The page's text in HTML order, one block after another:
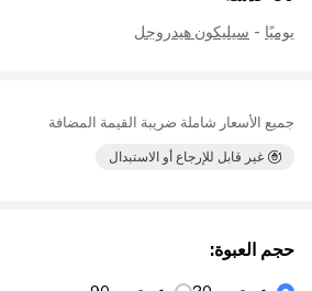
يوميًا - سيليكون هيدروجل
جميع الأسعار شاملة ضريبة القيمة المضافة
غير قابل للإرجاع أو الاستبدال
حجم العبوة: